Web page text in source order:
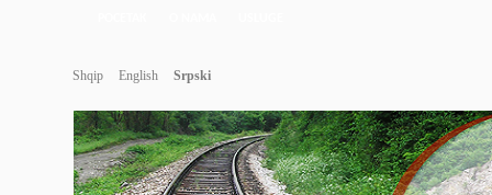
Shqip English Srpski